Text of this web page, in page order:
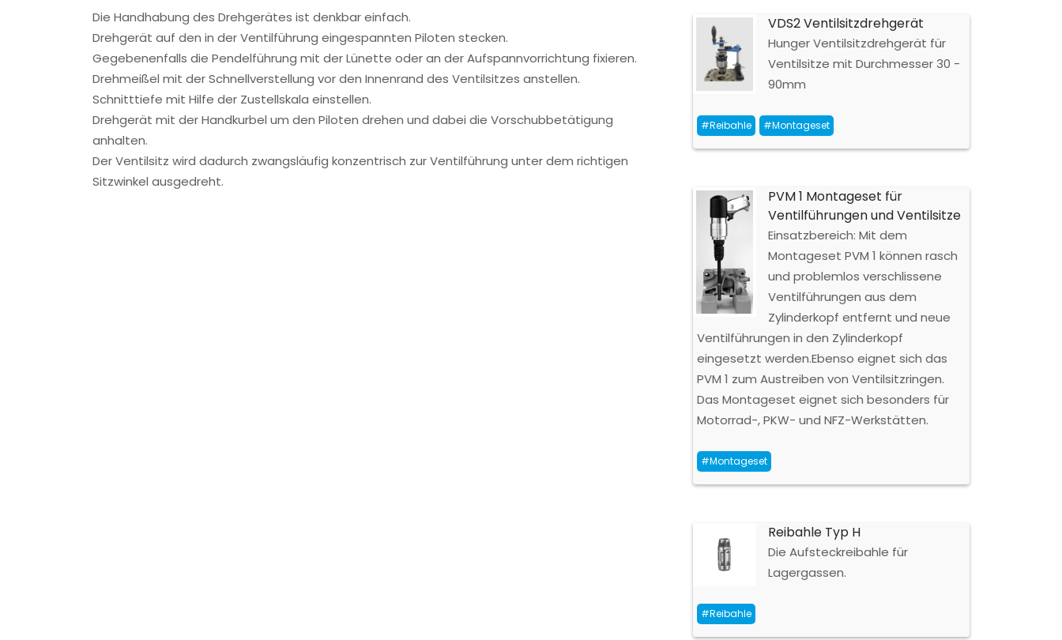
Die Handhabung des Drehgerätes ist denkbar einfach.
Drehgerät auf den in der Ventilführung eingespannten Piloten stecken.
Gegebenenfalls die Pendelführung mit der Lünette oder an der Aufspannvorrichtung fixieren.
Drehmeißel mit der Schnellverstellung vor den Innenrand des Ventilsitzes anstellen.
Schnitttiefe mit Hilfe der Zustellskala einstellen.
Drehgerät mit der Handkurbel um den Piloten drehen und dabei die Vorschubbetätigung
anhalten.
Der Ventilsitz wird dadurch zwangsläufig konzentrisch zur Ventilführung unter dem richtigen
Sitzwinkel ausgedreht.
VDS2 Ventilsitzdrehgerät
Hunger Ventilsitzdrehgerät für
Ventilsitze mit Durchmesser 30 -
90mm
#Reibahle #Montageset
PVM 1 Montageset für
Ventilführungen und Ventilsitze
Einsatzbereich: Mit dem
Montageset PVM 1 können rasch
und problemlos verschlissene
Ventilführungen aus dem
Zylinderkopf entfernt und neue
Ventilführungen in den Zylinderkopf
eingesetzt werden.Ebenso eignet sich das
PVM 1 zum Austreiben von Ventilsitzringen.
Das Montageset eignet sich besonders für
Motorrad-, PKW- und NFZ-Werkstätten.
#Montageset
Reibahle Typ H
Die Aufsteckreibahle für
Lagergassen.
#Reibahle